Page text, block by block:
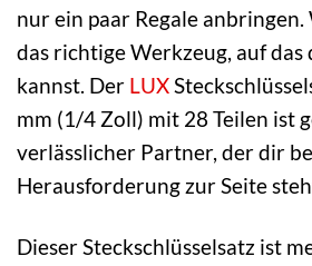
nur ein paar Regale
das richtige Werkzeug, auf das
kannst. Der LUX
mm (1/4 Zoll) mit 28 Teilen ist
verlässlicher Partner, der dir
Herausforderung zur Seite
Dieser Steckschlüsselsatz ist